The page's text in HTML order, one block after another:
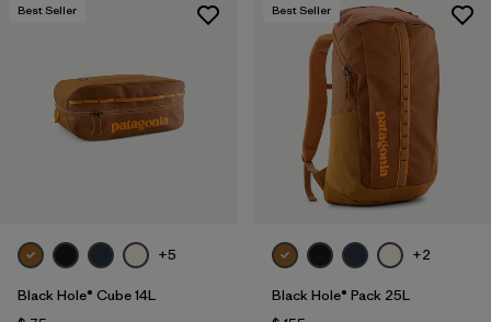
Best Seller
+5
Black Hole® Cube 14L
Best Seller
+2
Black Hole® Pack 25L